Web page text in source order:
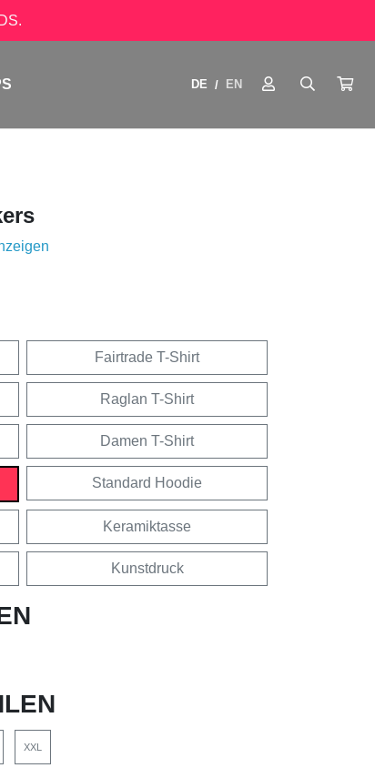
DE / EN
Fairtrade T-Shirt
Raglan T-Shirt
Damen T-Shirt
Standard Hoodie
Keramiktasse
Kunstdruck
XXL